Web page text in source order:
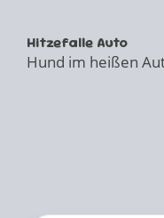
Hitzefalle Auto
Hund im heißen